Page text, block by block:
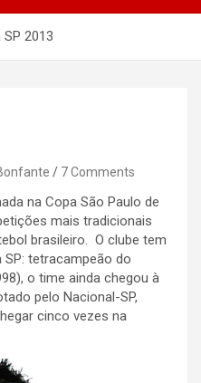
SP 2013
7 Comments
na Copa São Paulo de
mais tradicionais
brasileiro. O clube tem
tetracampeão do
o time ainda chegou à
pelo Nacional-SP,
cinco vezes na